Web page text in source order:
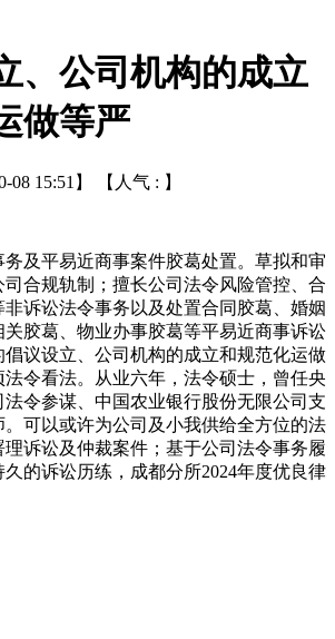
、公司机构的成立
做等严
08 15:51】 【人气 : 】
平易近商事案件胶葛处置。草拟和审
合规轨制；擅长公司法令风险管控、合
非诉讼法令事务以及处置合同胶葛、婚姻
胶葛、物业办事胶葛等平易近商事诉讼
议设立、公司机构的成立和规范化运做
令看法。从业六年，法令硕士，曾任央
令参谋、中国农业银行股份无限公司支
可以或许为公司及小我供给全方位的法
诉讼及仲裁案件；基于公司法令事务履
的诉讼历练，成都分所2024年度优良律